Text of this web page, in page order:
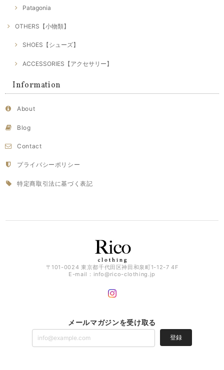
Patagonia
OTHERS【小物類】
SHOES【シューズ】
ACCESSORIES【アクセサリー】
Information
About
Blog
Contact
プライバシーポリシー
特定商取引法に基づく表記
〒101-0024 東京都千代田区神田和泉町1-12-7 4F
E-mail： info@rico-clothing.jp
メールマガジンを受け取る
登録